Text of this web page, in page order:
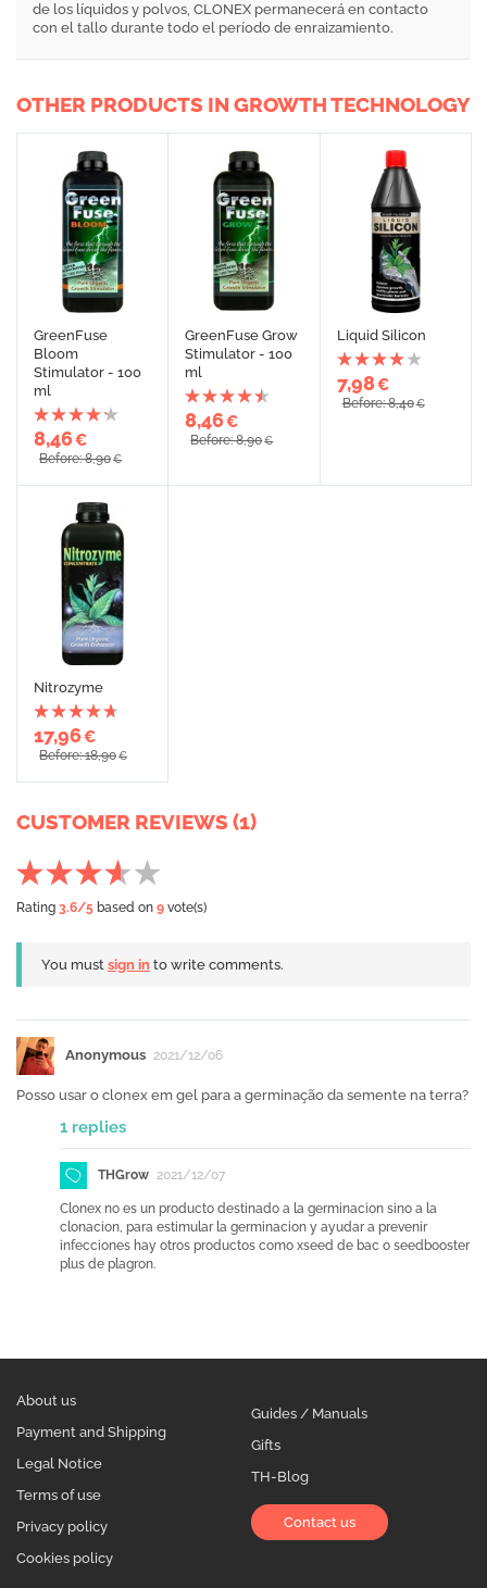
de los líquidos y polvos, CLONEX permanecerá en contacto
con el tallo durante todo el período de enraizamiento.
OTHER PRODUCTS IN GROWTH TECHNOLOGY
GreenFuse
Bloom
Stimulator - 100
ml
8,46€
Before: 8,90€
GreenFuse Grow
Stimulator - 100
ml
8,46€
Before: 8,90€
Liquid Silicon
7,98€
Before: 8,40€
Nitrozyme
17,96€
Before: 18,90€
CUSTOMER REVIEWS (1)
Rating 3.6/5 based on 9 vote(s)
You must sign in to write comments.
Anonymous 2021/12/06
Posso usar o clonex em gel para a germinação da semente na terra?
1 replies
THGrow 2021/12/07
Clonex no es un producto destinado a la germinacion sino a la
clonacion, para estimular la germinacion y ayudar a prevenir
infecciones hay otros productos como xseed de bac o seedbooster
plus de plagron.
About us
Payment and Shipping
Legal Notice
Terms of use
Privacy policy
Cookies policy
Guides / Manuals
Gifts
TH-Blog
Contact us